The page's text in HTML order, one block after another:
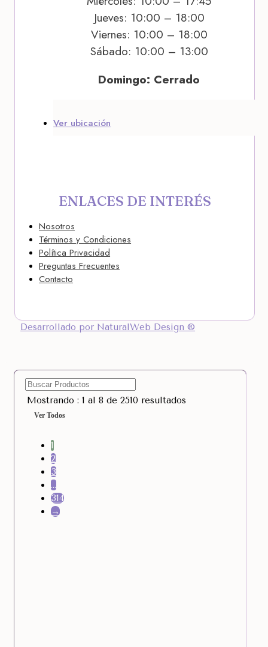
Jueves: 10:00 – 18:00
Viernes: 10:00 – 18:00
Sábado: 10:00 – 13:00
Domingo: Cerrado
Ver ubicación
ENLACES DE INTERÉS
Nosotros
Términos y Condiciones
Política Privacidad
Preguntas Frecuentes
Contacto
Desarrollado por NaturalWeb Design ®
Mostrando : 1 al 8 de 2510 resultados
Ver Todos
1
2
3
…
314
→